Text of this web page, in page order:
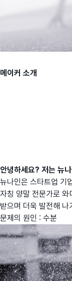
메이커 소개
안녕하세요? 저는 뉴
뉴나인은 스타트업 기
자칭 양말 전문가로
받으며 더욱 발전해 나
문제의 원인 : 수분